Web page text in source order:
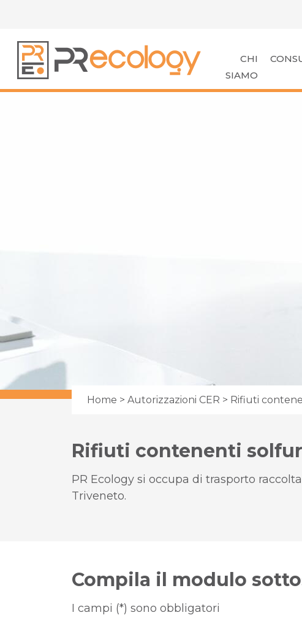
CHI
SIAMO
Home > Autorizzazioni CER > Rifiuti
Rifiuti contenenti
PR Ecology si occupa di trasporto
Triveneto.
Compila il modulo
I campi (*) sono obbligatori